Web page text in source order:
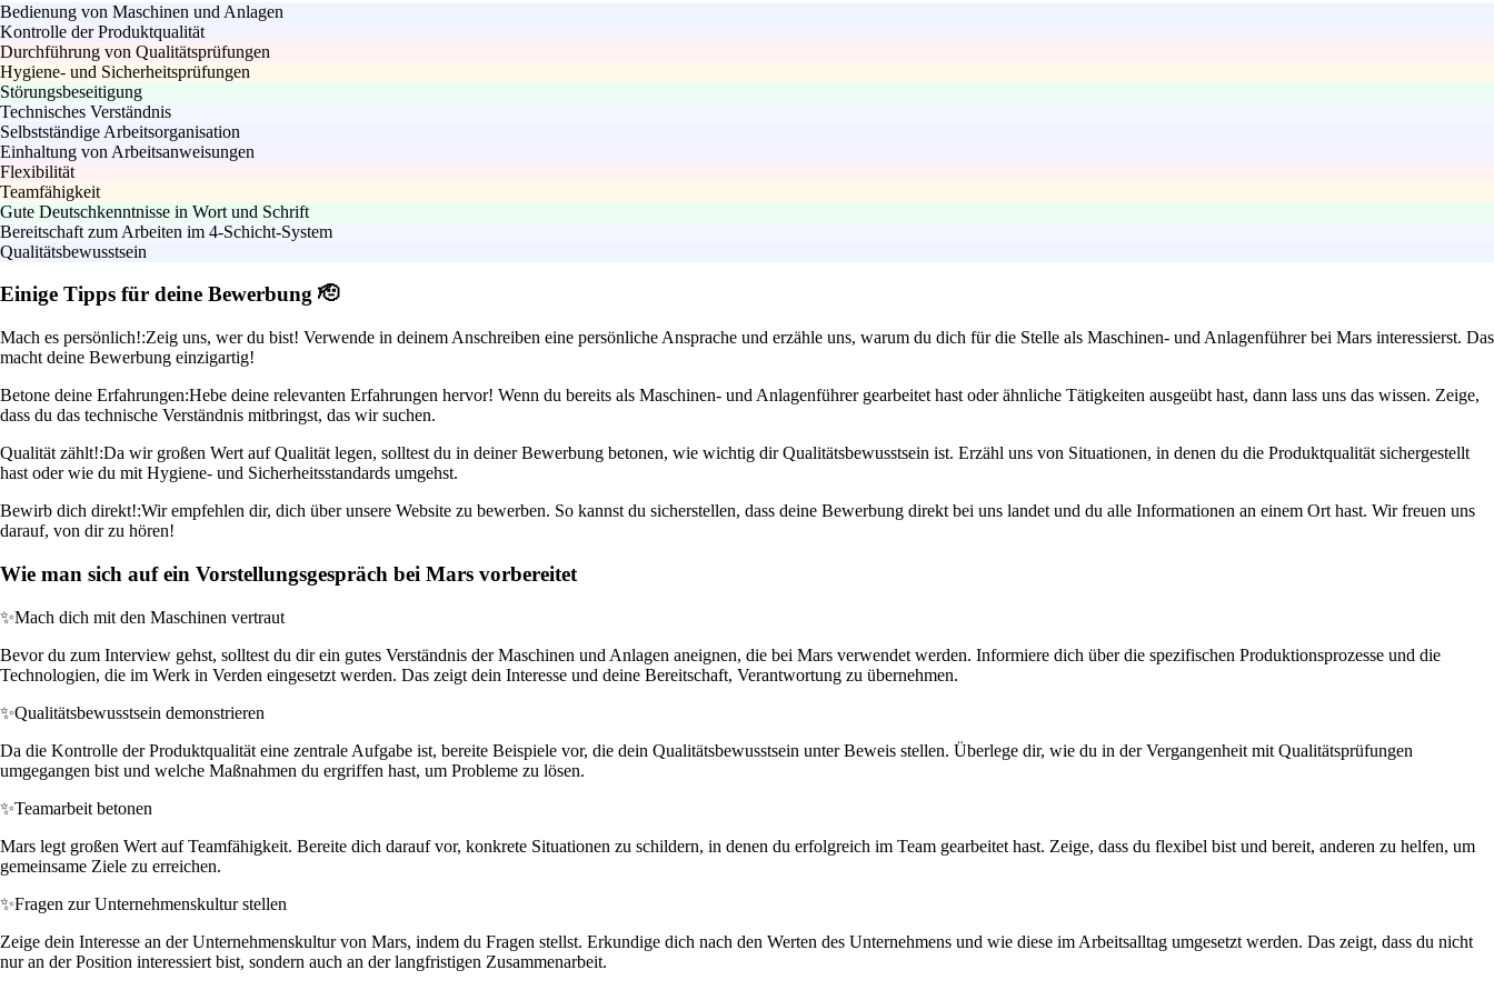
Bedienung von Maschinen und Anlagen
Kontrolle der Produktqualität
Durchführung von Qualitätsprüfungen
Hygiene- und Sicherheitsprüfungen
Störungsbeseitigung
Technisches Verständnis
Selbstständige Arbeitsorganisation
Einhaltung von Arbeitsanweisungen
Flexibilität
Teamfähigkeit
Gute Deutschkenntnisse in Wort und Schrift
Bereitschaft zum Arbeiten im 4-Schicht-System
Qualitätsbewusstsein
Einige Tipps für deine Bewerbung 🫡
Mach es persönlich!:Zeig uns, wer du bist! Verwende in deinem Anschreiben eine persönliche Ansprache und erzähle uns, warum du dich für die Stelle als Maschinen- und Anlagenführer bei Mars interessierst. Das
macht deine Bewerbung einzigartig!
Betone deine Erfahrungen:Hebe deine relevanten Erfahrungen hervor! Wenn du bereits als Maschinen- und Anlagenführer gearbeitet hast oder ähnliche Tätigkeiten ausgeübt hast, dann lass uns das wissen. Zeige,
dass du das technische Verständnis mitbringst, das wir suchen.
Qualität zählt!:Da wir großen Wert auf Qualität legen, solltest du in deiner Bewerbung betonen, wie wichtig dir Qualitätsbewusstsein ist. Erzähl uns von Situationen, in denen du die Produktqualität sichergestellt
hast oder wie du mit Hygiene- und Sicherheitsstandards umgehst.
Bewirb dich direkt!:Wir empfehlen dir, dich über unsere Website zu bewerben. So kannst du sicherstellen, dass deine Bewerbung direkt bei uns landet und du alle Informationen an einem Ort hast. Wir freuen uns
darauf, von dir zu hören!
Wie man sich auf ein Vorstellungsgespräch bei Mars vorbereitet
✨Mach dich mit den Maschinen vertraut
Bevor du zum Interview gehst, solltest du dir ein gutes Verständnis der Maschinen und Anlagen aneignen, die bei Mars verwendet werden. Informiere dich über die spezifischen Produktionsprozesse und die
Technologien, die im Werk in Verden eingesetzt werden. Das zeigt dein Interesse und deine Bereitschaft, Verantwortung zu übernehmen.
✨Qualitätsbewusstsein demonstrieren
Da die Kontrolle der Produktqualität eine zentrale Aufgabe ist, bereite Beispiele vor, die dein Qualitätsbewusstsein unter Beweis stellen. Überlege dir, wie du in der Vergangenheit mit Qualitätsprüfungen
umgegangen bist und welche Maßnahmen du ergriffen hast, um Probleme zu lösen.
✨Teamarbeit betonen
Mars legt großen Wert auf Teamfähigkeit. Bereite dich darauf vor, konkrete Situationen zu schildern, in denen du erfolgreich im Team gearbeitet hast. Zeige, dass du flexibel bist und bereit, anderen zu helfen, um
gemeinsame Ziele zu erreichen.
✨Fragen zur Unternehmenskultur stellen
Zeige dein Interesse an der Unternehmenskultur von Mars, indem du Fragen stellst. Erkundige dich nach den Werten des Unternehmens und wie diese im Arbeitsalltag umgesetzt werden. Das zeigt, dass du nicht
nur an der Position interessiert bist, sondern auch an der langfristigen Zusammenarbeit.